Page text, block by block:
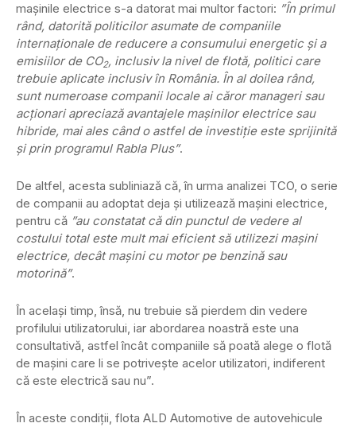
mașinile electrice s-a datorat mai multor factori: ”În primul
rând, datorită politicilor asumate de companiile
internaționale de reducere a consumului energetic și a
emisiilor de CO2, inclusiv la nivel de flotă, politici care
trebuie aplicate inclusiv în România. În al doilea rând,
sunt numeroase companii locale ai căror manageri sau
acționari apreciază avantajele mașinilor electrice sau
hibride, mai ales când o astfel de investiție este sprijinită
și prin programul Rabla Plus”.
De altfel, acesta subliniază că, în urma analizei TCO, o serie
de companii au adoptat deja și utilizează mașini electrice,
pentru că ”au constatat că din punctul de vedere al
costului total este mult mai eficient să utilizezi mașini
electrice, decât mașini cu motor pe benzină sau
motorină”.
În același timp, însă, nu trebuie să pierdem din vedere
profilului utilizatorului, iar abordarea noastră este una
consultativă, astfel încât companiile să poată alege o flotă
de mașini care li se potrivește acelor utilizatori, indiferent
că este electrică sau nu”.
În aceste condiții, flota ALD Automotive de autovehicule